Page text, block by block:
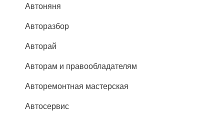
Автоняня
Авторазбор
Авторай
Авторам и правообладателям
Авторемонтная мастерская
Автосервис